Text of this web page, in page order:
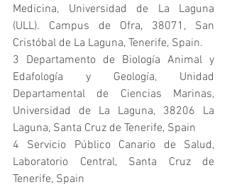
Medicina, Universidad de La Laguna
(ULL). Campus de Ofra, 38071, San
Cristóbal de La Laguna, Tenerife, Spain.
3 Departamento de Biología Animal y
Edafología y Geología, Unidad
Departamental de Ciencias Marinas,
Universidad de La Laguna, 38206 La
Laguna, Santa Cruz de Tenerife, Spain
4 Servicio Público Canario de Salud,
Laboratorio Central, Santa Cruz de
Tenerife, Spain